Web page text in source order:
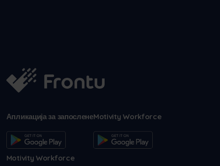
Апликација за запосленеMotivity Workforce
Motivity Workforce